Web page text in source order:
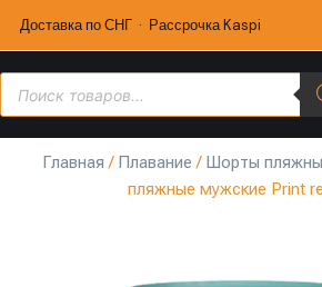
Доставка по СНГ · Рассрочка Kaspi
Главная / Плавание / Шорты
пляжные мужские Print